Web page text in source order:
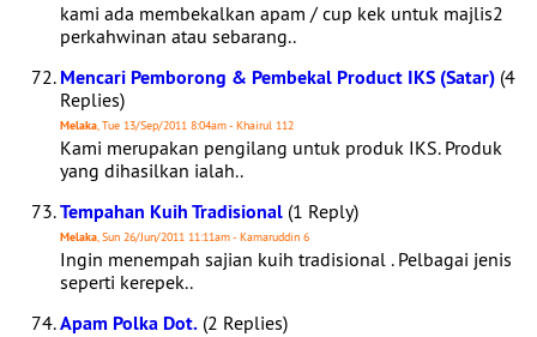
kami ada membekalkan apam / cup kek untuk majlis2
perkahwinan atau sebarang..
Mencari Pemborong & Pembekal Product IKS (Satar) (4
Replies)
Melaka, Tue 13/Sep/2011 8:04am - Khairul 112
Kami merupakan pengilang untuk produk IKS. Produk
yang dihasilkan ialah..
Tempahan Kuih Tradisional (1 Reply)
Melaka, Sun 26/Jun/2011 11:11am - Kamaruddin 6
Ingin menempah sajian kuih tradisional . Pelbagai jenis
seperti kerepek..
Apam Polka Dot. (2 Replies)